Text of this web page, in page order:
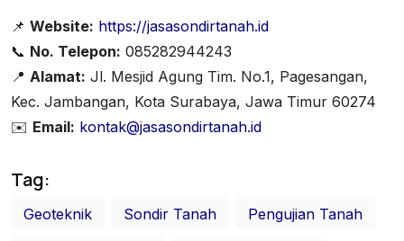
📌 Website: https://jasasondirtanah.id
📞 No. Telepon: 085282944243
📍 Alamat: Jl. Mesjid Agung Tim. No.1, Pagesangan,
Kec. Jambangan, Kota Surabaya, Jawa Timur 60274
✉️ Email: kontak@jasasondirtanah.id
Tag:
Geoteknik Sondir Tanah Pengujian Tanah